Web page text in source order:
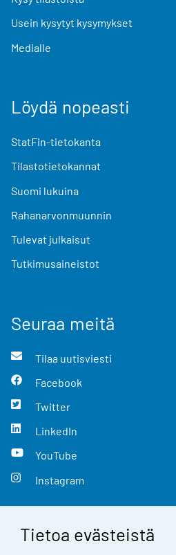
Tietoa evästeistä
Usein kysytyt kysymykset
Medialle
Löydä nopeasti
StatFin-tietokanta
Tilastotietokannat
Suomi lukuina
Rahanarvonmuunnin
Tulevat julkaisut
Tutkimusaineistot
Seuraa meitä
Tilaa uutisviesti
Facebook
Twitter
LinkedIn
YouTube
Instagram
Yhteystiedot